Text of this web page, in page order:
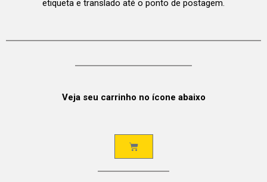
etiqueta e translado até o ponto de postagem.
Veja seu carrinho no ícone abaixo